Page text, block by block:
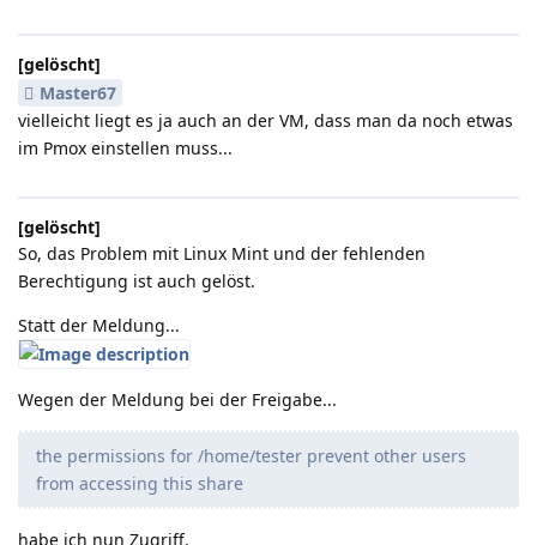
[gelöscht]
Master67
vielleicht liegt es ja auch an der VM, dass man da noch etwas
im Pmox einstellen muss...
[gelöscht]
So, das Problem mit Linux Mint und der fehlenden
Berechtigung ist auch gelöst.
Statt der Meldung...
Wegen der Meldung bei der Freigabe...
the permissions for /home/tester prevent other users
from accessing this share
habe ich nun Zugriff.